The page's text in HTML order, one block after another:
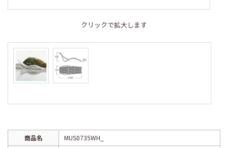
クリックで拡大します
商品名
MUS0735WH_